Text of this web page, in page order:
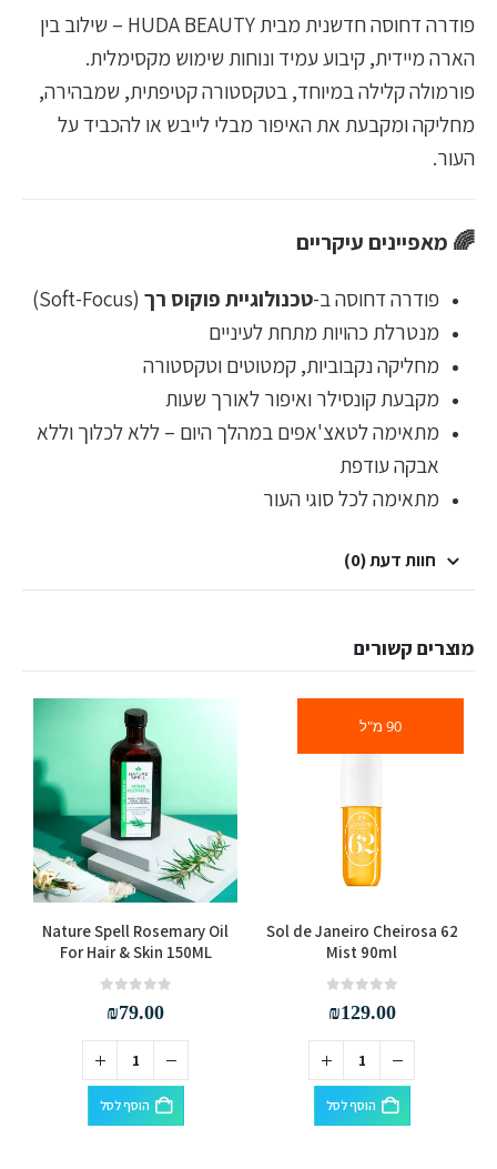
פודרה דחוסה חדשנית מבית HUDA BEAUTY – שילוב בין
הארה מיידית, קיבוע עמיד ונוחות שימוש מקסימלית.
פורמולה קלילה במיוחד, בטקסטורה קטיפתית, שמבהירה,
מחליקה ומקבעת את האיפור מבלי לייבש או להכביד על
העור.
🌈 מאפיינים עיקריים
פודרה דחוסה ב-טכנולוגיית פוקוס רך (Soft-Focus)
מנטרלת כהויות מתחת לעיניים
מחליקה נקבוביות, קמטוטים וטקסטורה
מקבעת קונסילר ואיפור לאורך שעות
מתאימה לטאצ'אפים במהלך היום – ללא לכלוך וללא
אבקה עודפת
מתאימה לכל סוגי העור
חוות דעת (0)
מוצרים קשורים
90 מ"ל
Sol de Janeiro Cheirosa 62
Mist 90ml
₪129.00
הוסף לסל
Nature Spell Rosemary Oil
For Hair & Skin 150ML
₪79.00
הוסף לסל